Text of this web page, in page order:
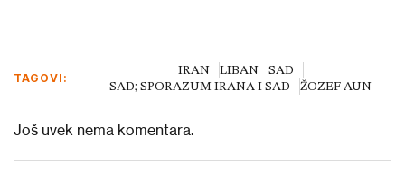
TAGOVI:
IRAN LIBAN
SAD
SAD; SPORAZUM IRANA I SAD
ŽOZEF AUN
Još uvek nema komentara.